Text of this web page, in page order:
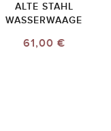
ALTE STAHL
WASSERWAAGE
61,00 €